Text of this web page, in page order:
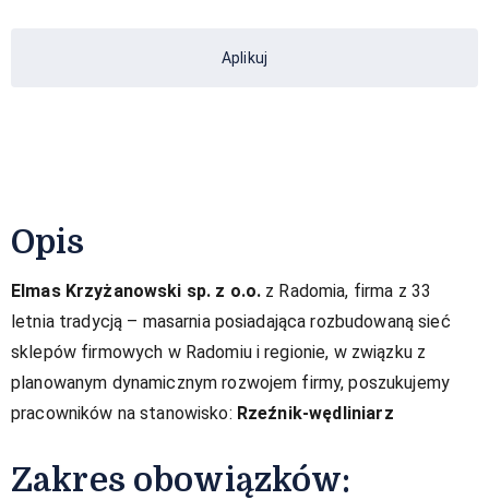
Aplikuj
Opis
Elmas Krzyżanowski sp. z o.o. z Radomia, firma z 33
letnia tradycją – masarnia posiadająca rozbudowaną sieć
sklepów firmowych w Radomiu i regionie, w związku z
planowanym dynamicznym rozwojem firmy, poszukujemy
pracowników na stanowisko: Rzeźnik-wędliniarz
Zakres obowiązków:​